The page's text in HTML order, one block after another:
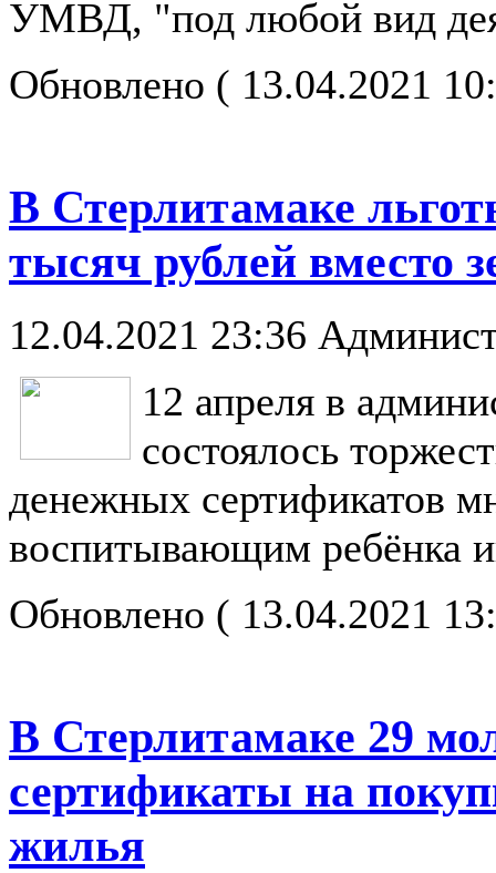
УМВД, "под любой вид
Обновлено ( 13.04.2021
В Стерлитамаке
тысяч рублей вместо
12.04.2021 23:36
12 апреля в
состоялось
денежных сертификатов
воспитывающим ребёнка
Обновлено ( 13.04.2021
В Стерлитамаке 29
сертификаты на
жилья